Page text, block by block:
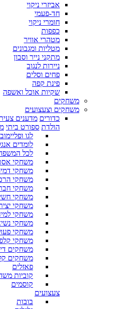
אביזרי ניקוי
חד-פעמי
חומרי ניקוי
כפפות
מטהרי אוויר
מטליות ומגבונים
מתקני נייר וסבון
ניירות לנגוב
פחים וסלים
פינת קפה
שקיות אוכל ואשפה
משחקים
משחקים וצעצועים
כדורים מדענים
הולדת ספורט ביתי
לגו
לומדים
לכל
משחקי
משחקי
משחקי
משחקי
משחקי
משחקי
משחקי
משחקי
משחקי
משחקי
משחקים
משחקים
פאזלים
קוביות
קוסמים
צעצועים
בובות